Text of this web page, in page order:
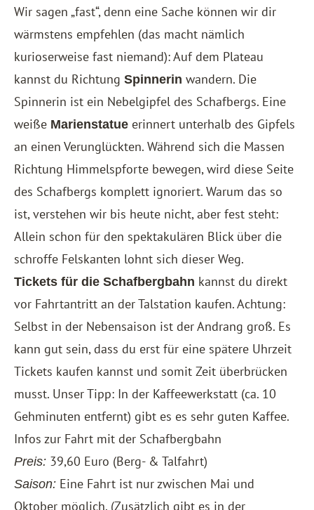
Wir sagen „fast“, denn eine Sache können wir dir
wärmstens empfehlen (das macht nämlich
kurioserweise fast niemand): Auf dem Plateau
kannst du Richtung Spinnerin wandern. Die
Spinnerin ist ein Nebelgipfel des Schafbergs. Eine
weiße Marienstatue erinnert unterhalb des Gipfels
an einen Verunglückten. Während sich die Massen
Richtung Himmelspforte bewegen, wird diese Seite
des Schafbergs komplett ignoriert. Warum das so
ist, verstehen wir bis heute nicht, aber fest steht:
Allein schon für den spektakulären Blick über die
schroffe Felskanten lohnt sich dieser Weg.
Tickets für die Schafbergbahn kannst du direkt
vor Fahrtantritt an der Talstation kaufen. Achtung:
Selbst in der Nebensaison ist der Andrang groß. Es
kann gut sein, dass du erst für eine spätere Uhrzeit
Tickets kaufen kannst und somit Zeit überbrücken
musst. Unser Tipp: In der Kaffeewerkstatt (ca. 10
Gehminuten entfernt) gibt es es sehr guten Kaffee.
Infos zur Fahrt mit der Schafbergbahn
Preis: 39,60 Euro (Berg- & Talfahrt)
Saison: Eine Fahrt ist nur zwischen Mai und
Oktober möglich. (Zusätzlich gibt es in der